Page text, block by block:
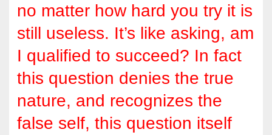
no matter how hard you try it is
still useless. It’s like asking, am
I qualified to succeed? In fact
this question denies the true
nature, and recognizes the
false self, this question itself